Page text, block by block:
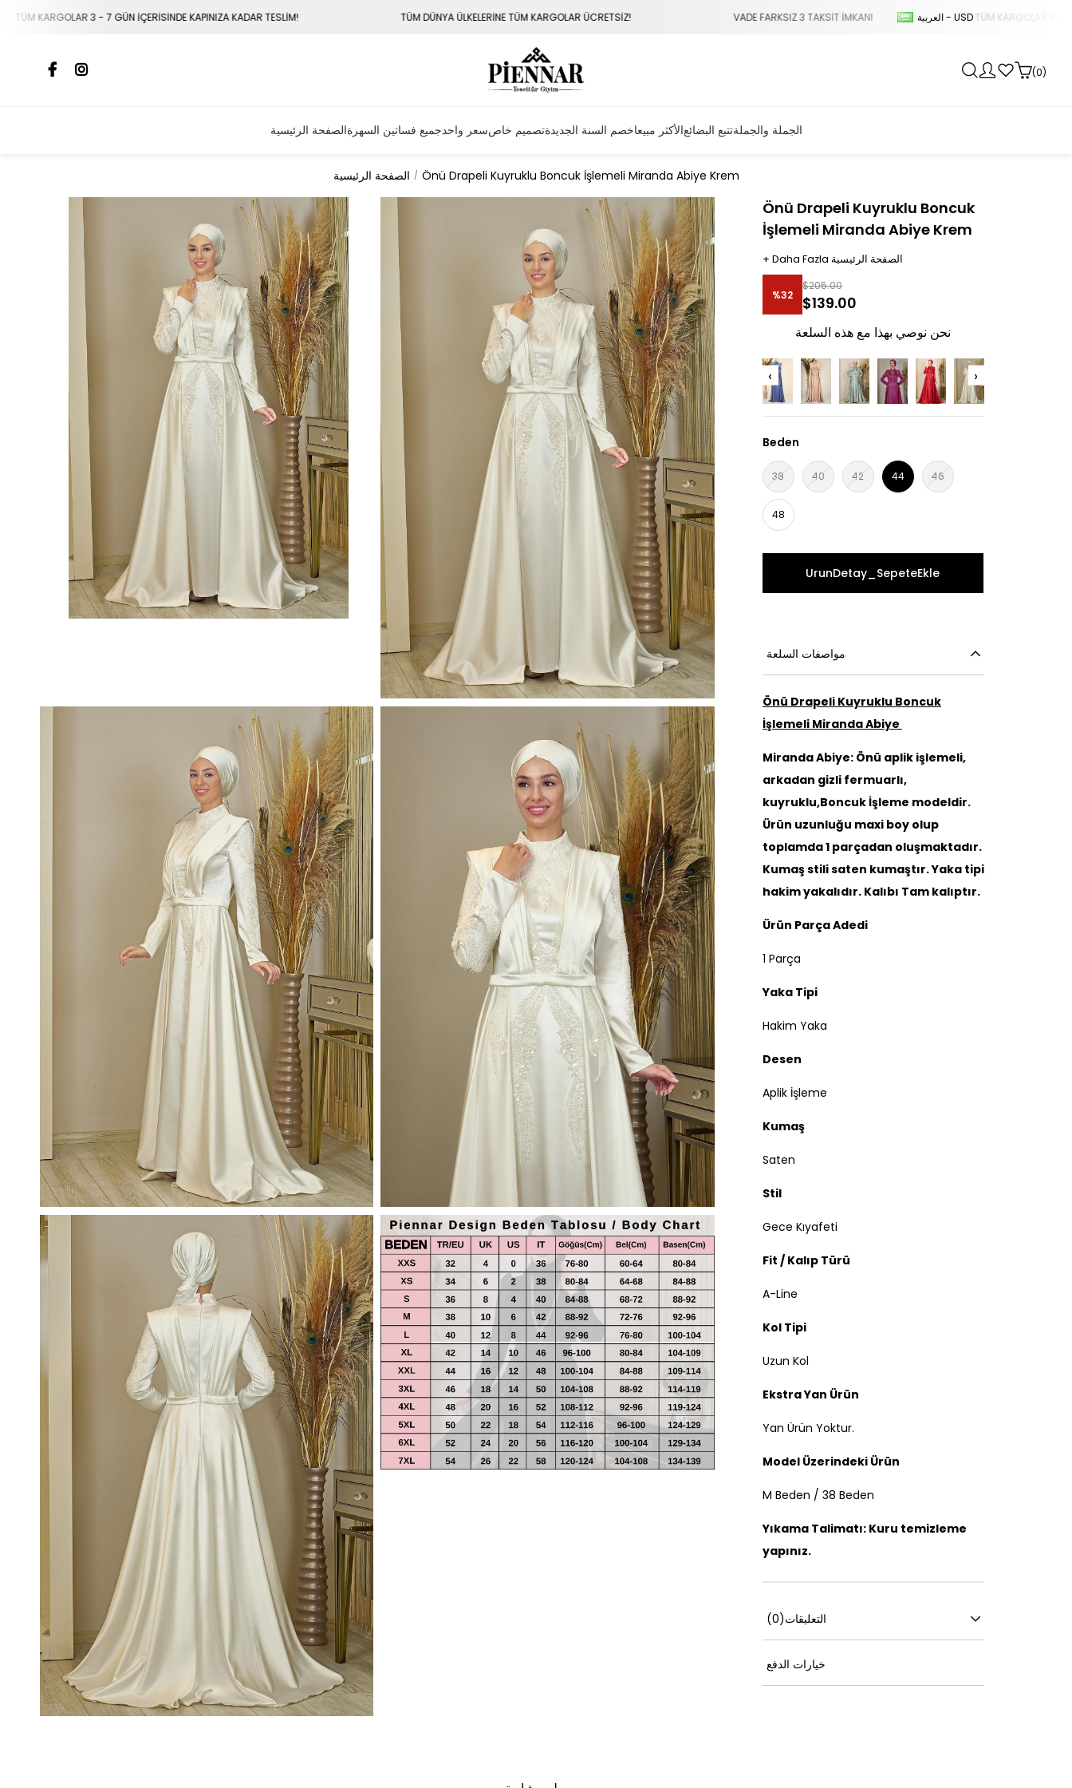
KAPINIZA KADAR TESLİM! TÜM DÜNYA ÜLKELERİNE TÜM KARGOLAR ÜCRETSİZ! VADE FARKSIZ 3 TAKSİT İMKANI TÜM KARGOLAR 3 - 7 GÜN İÇERİSİNDE KAPINIZA
العربية - USD
0
الصفحة الرئيسيةجميع فساتين السهرةسعر واحدتصميم خاصخصم السنة الجديدةالأكثر مبيعاتتبع البضائعالجملة والجملة
الصفحة الرئيسية Önü Drapeli Kuyruklu Boncuk İşlemeli Miranda Abiye Krem
Önü Drapeli Kuyruklu Boncuk
İşlemeli Miranda Abiye Krem
+ Daha Fazla الصفحة الرئيسية
%32
تخفيض
$205.00
$139.00
نحن نوصي بهذا مع هذه السلعة
‹ ›
Beden
38 40 42 44 46
48
مواصفات السلعة
Önü Drapeli Kuyruklu Boncuk
İşlemeli Miranda Abiye
Miranda Abiye: Önü aplik işlemeli,
arkadan gizli fermuarlı,
kuyruklu,Boncuk İşleme modeldir.
Ürün uzunluğu maxi boy olup
toplamda 1 parçadan oluşmaktadır.
Kumaş stili saten kumaştır. Yaka tipi
hakim yakalıdır. Kalıbı Tam kalıptır.
Ürün Parça Adedi
1 Parça
Yaka Tipi
Hakim Yaka
Desen
Aplik İşleme
Kumaş
Saten
Stil
Gece Kıyafeti
Fit / Kalıp Türü
A-Line
Kol Tipi
Uzun Kol
Ekstra Yan Ürün
Yan Ürün Yoktur.
Model Üzerindeki Ürün
M Beden / 38 Beden
Yıkama Talimatı: Kuru temizleme
yapınız.
التعليقات(0)
خيارات الدفع